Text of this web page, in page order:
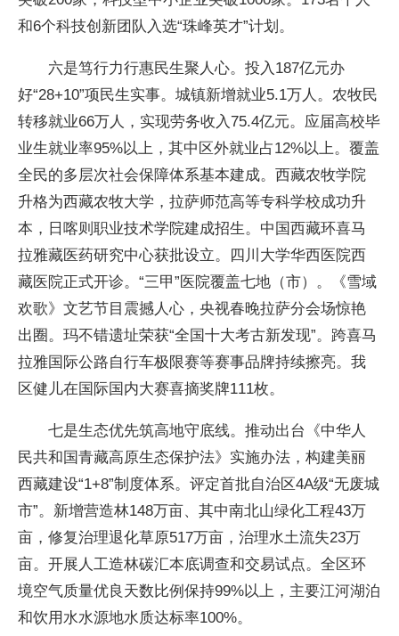
和6个科技创新团队入选“珠峰英才”计划。
六是笃行力行惠民生聚人心。投入187亿元办
好“28+10”项民生实事。城镇新增就业5.1万人。农牧民
转移就业66万人，实现劳务收入75.4亿元。应届高校毕
业生就业率95%以上，其中区外就业占12%以上。覆盖
全民的多层次社会保障体系基本建成。西藏农牧学院
升格为西藏农牧大学，拉萨师范高等专科学校成功升
本，日喀则职业技术学院建成招生。中国西藏环喜马
拉雅藏医药研究中心获批设立。四川大学华西医院西
藏医院正式开诊。“三甲”医院覆盖七地（市）。《雪域
欢歌》文艺节目震撼人心，央视春晚拉萨分会场惊艳
出圈。玛不错遗址荣获“全国十大考古新发现”。跨喜马
拉雅国际公路自行车极限赛等赛事品牌持续擦亮。我
区健儿在国际国内大赛喜摘奖牌111枚。
七是生态优先筑高地守底线。推动出台《中华人
民共和国青藏高原生态保护法》实施办法，构建美丽
西藏建设“1+8”制度体系。评定首批自治区4A级“无废城
市”。新增营造林148万亩、其中南北山绿化工程43万
亩，修复治理退化草原517万亩，治理水土流失23万
亩。开展人工造林碳汇本底调查和交易试点。全区环
境空气质量优良天数比例保持99%以上，主要江河湖泊
和饮用水水源地水质达标率100%。